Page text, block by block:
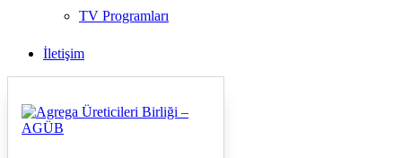
TV Programları
İletişim